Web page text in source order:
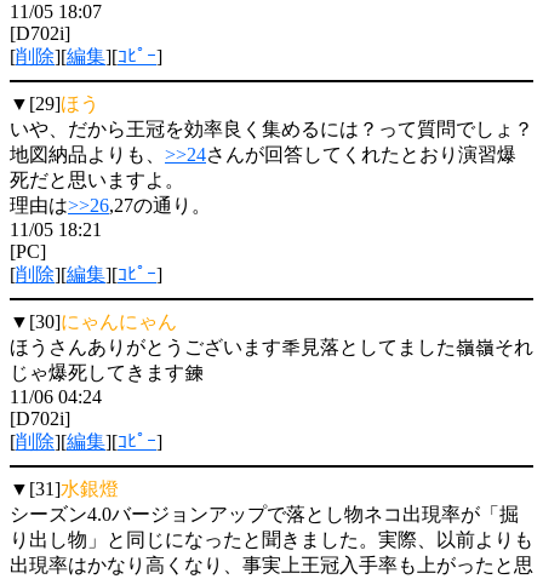
11/05 18:07
[D702i]
[削除][編集][ｺﾋﾟｰ]
▼[29]ほう
いや、だから王冠を効率良く集めるには？って質問でしょ？
地図納品よりも、 >>24さんが回答してくれたとおり演習爆
死だと思いますよ。
理由は>>26,27の通り。
11/05 18:21
[PC]
[削除][編集][ｺﾋﾟｰ]
▼[30]にゃんにゃん
ほうさんありがとうございます秊見落としてました嶺嶺それ
じゃ爆死してきます鍊
11/06 04:24
[D702i]
[削除][編集][ｺﾋﾟｰ]
▼[31]水銀燈
シーズン4.0バージョンアップで落とし物ネコ出現率が「掘
り出し物」と同じになったと聞きました。実際、以前よりも
出現率はかなり高くなり、事実上王冠入手率も上がったと思